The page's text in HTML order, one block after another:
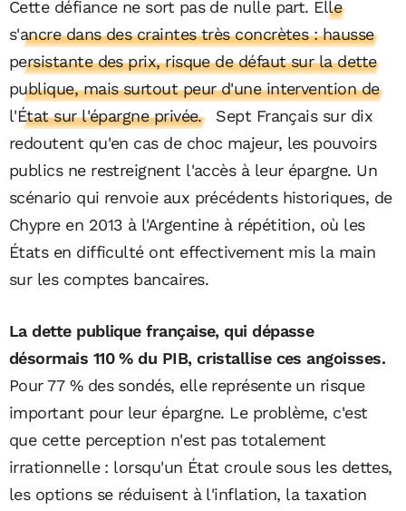
Cette défiance ne sort pas de nulle part. Elle
s'ancre dans des craintes très concrètes : hausse
persistante des prix, risque de défaut sur la dette
publique, mais surtout peur d'une intervention de
l'État sur l'épargne privée.
Sept Français sur dix
redoutent qu'en cas de choc majeur, les pouvoirs
publics ne restreignent l'accès à leur épargne. Un
scénario qui renvoie aux précédents historiques, de
Chypre en 2013 à l'Argentine à répétition, où les
États en difficulté ont effectivement mis la main
sur les comptes bancaires.
La dette publique française, qui dépasse
désormais 110 % du PIB, cristallise ces angoisses.
Pour 77 % des sondés, elle représente un risque
important pour leur épargne. Le problème, c'est
que cette perception n'est pas totalement
irrationnelle : lorsqu'un État croule sous les dettes,
les options se réduisent à l'inflation, la taxation